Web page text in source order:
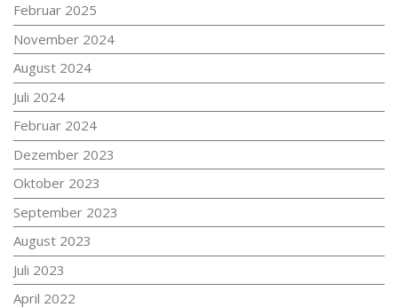
Februar 2025
November 2024
August 2024
Juli 2024
Februar 2024
Dezember 2023
Oktober 2023
September 2023
August 2023
Juli 2023
April 2022